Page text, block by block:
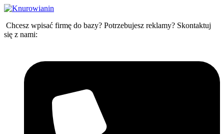
Przejdź
treści
Chcesz wpisać firmę do bazy? Potrzebujesz reklamy? Skontaktuj
się z nami: